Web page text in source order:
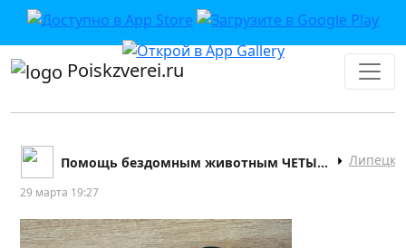
Poiskzverei.ru
Помощь бездомным животным ЧЕТЫРЕ ЛАПЫ Липецк Липецк
29 марта 19:27